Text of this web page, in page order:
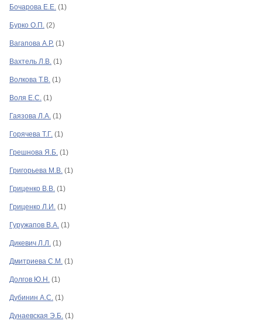
Бочарова Е.Е. (1)
Бурко О.П. (2)
Вагапова А.Р. (1)
Вахтель Л.В. (1)
Волкова Т.В. (1)
Воля Е.С. (1)
Гаязова Л.А. (1)
Горячева Т.Г. (1)
Грешнова Я.Б. (1)
Григорьева М.В. (1)
Гриценко В.В. (1)
Гриценко Л.И. (1)
Гуружапов В.А. (1)
Дикевич Л.Л. (1)
Дмитриева С.М. (1)
Долгов Ю.Н. (1)
Дубинин А.С. (1)
Дунаевская Э.Б. (1)